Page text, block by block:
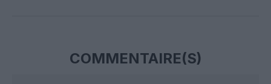
COMMENTAIRE(S)